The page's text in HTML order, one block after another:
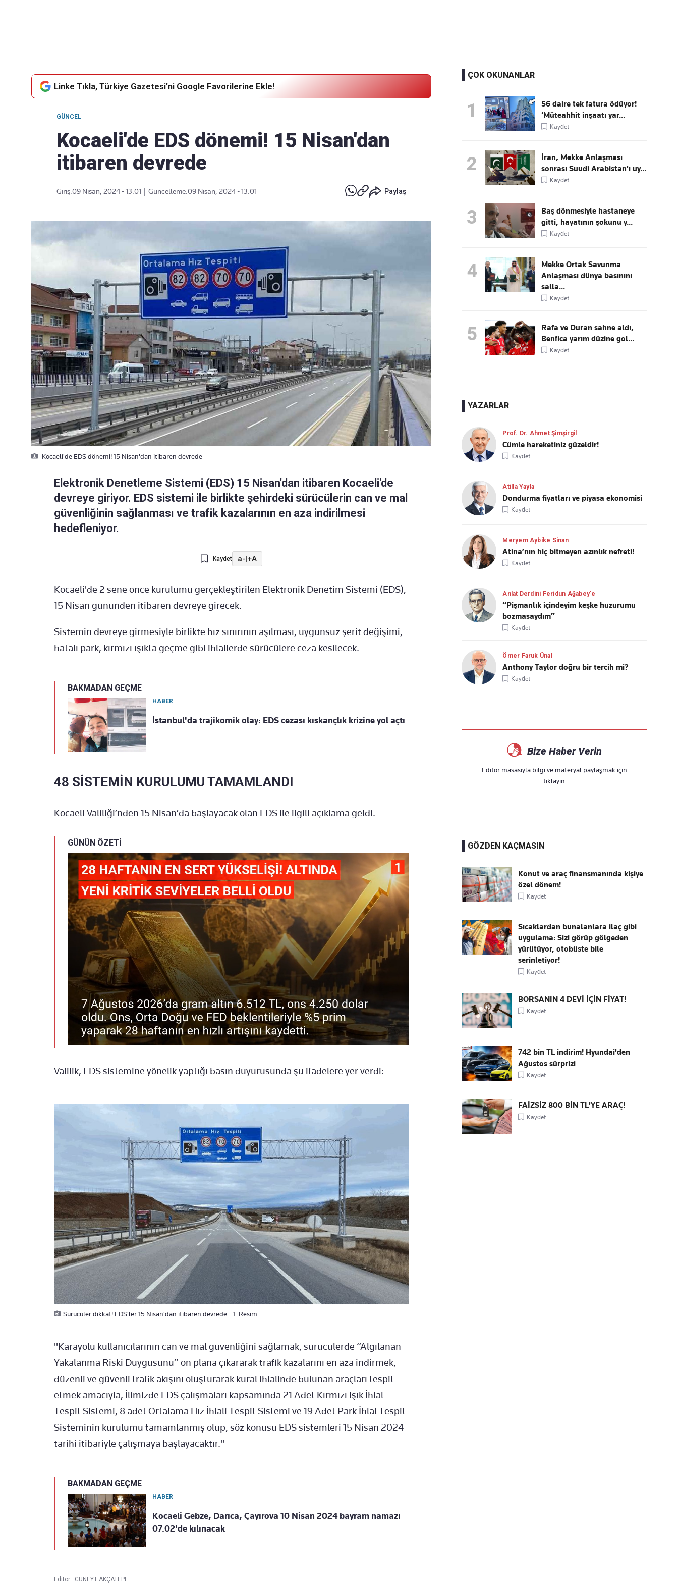
Linke Tıkla, Türkiye Gazetesi'ni Google Favorilerine Ekle!
GÜNCEL
Kocaeli'de EDS dönemi! 15 Nisan'dan
itibaren devrede
Giriş:09 Nisan, 2024 - 13:01 Güncelleme:09 Nisan, 2024 - 13:01 Paylaş
Kocaeli'de EDS dönemi! 15 Nisan'dan itibaren devrede
Elektronik Denetleme Sistemi (EDS) 15 Nisan'dan itibaren Kocaeli'de
devreye giriyor. EDS sistemi ile birlikte şehirdeki sürücülerin can ve mal
güvenliğinin sağlanması ve trafik kazalarının en aza indirilmesi
hedefleniyor.
Kaydet a-|+A
Kocaeli'de 2 sene önce kurulumu gerçekleştirilen Elektronik Denetim Sistemi (EDS),
15 Nisan gününden itibaren devreye girecek.
Sistemin devreye girmesiyle birlikte hız sınırının aşılması, uygunsuz şerit değişimi,
hatalı park, kırmızı ışıkta geçme gibi ihlallerde sürücülere ceza kesilecek.
BAKMADAN GEÇME
HABER
İstanbul'da trajikomik olay: EDS cezası kıskançlık krizine yol açtı
48 SİSTEMİN KURULUMU TAMAMLANDI
Kocaeli Valiliği’nden 15 Nisan’da başlayacak olan EDS ile ilgili açıklama geldi.
GÜNÜN ÖZETİ
Valilik, EDS sistemine yönelik yaptığı basın duyurusunda şu ifadelere yer verdi:
Sürücüler dikkat! EDS'ler 15 Nisan'dan itibaren devrede - 1. Resim
"Karayolu kullanıcılarının can ve mal güvenliğini sağlamak, sürücülerde “Algılanan
Yakalanma Riski Duygusunu” ön plana çıkararak trafik kazalarını en aza indirmek,
düzenli ve güvenli trafik akışını oluşturarak kural ihlalinde bulunan araçları tespit
etmek amacıyla, İlimizde EDS çalışmaları kapsamında 21 Adet Kırmızı Işık İhlal
Tespit Sistemi, 8 adet Ortalama Hız İhlali Tespit Sistemi ve 19 Adet Park İhlal Tespit
Sisteminin kurulumu tamamlanmış olup, söz konusu EDS sistemleri 15 Nisan 2024
tarihi itibariyle çalışmaya başlayacaktır."
BAKMADAN GEÇME
HABER
Kocaeli Gebze, Darıca, Çayırova 10 Nisan 2024 bayram namazı
07.02'de kılınacak
Editör : CÜNEYT AKÇATEPE
ÇOK OKUNANLAR
1
56 daire tek fatura ödüyor!
‘Müteahhit inşaatı yar...
Kaydet
2
İran, Mekke Anlaşması
sonrası Suudi Arabistan'ı uy...
Kaydet
3
Baş dönmesiyle hastaneye
gitti, hayatının şokunu y...
Kaydet
4
Mekke Ortak Savunma
Anlaşması dünya basınını
salla...
Kaydet
5
Rafa ve Duran sahne aldı,
Benfica yarım düzine gol...
Kaydet
YAZARLAR
Prof. Dr. Ahmet Şimşirgil
Cümle hareketiniz güzeldir!
Kaydet
Atilla Yayla
Dondurma fiyatları ve piyasa ekonomisi
Kaydet
Meryem Aybike Sinan
Atina’nın hiç bitmeyen azınlık nefreti!
Kaydet
Anlat Derdini Feridun Ağabey'e
“Pişmanlık içindeyim keşke huzurumu
bozmasaydım”
Kaydet
Ömer Faruk Ünal
Anthony Taylor doğru bir tercih mi?
Kaydet
Bize Haber Verin
Editör masasıyla bilgi ve materyal paylaşmak için
tıklayın
GÖZDEN KAÇMASIN
Konut ve araç finansmanında kişiye
özel dönem!
Kaydet
Sıcaklardan bunalanlara ilaç gibi
uygulama: Sizi görüp gölgeden
yürütüyor, otobüste bile
serinletiyor!
Kaydet
BORSANIN 4 DEVİ İÇİN FİYAT!
Kaydet
742 bin TL indirim! Hyundai'den
Ağustos sürprizi
Kaydet
FAİZSİZ 800 BİN TL'YE ARAÇ!
Kaydet